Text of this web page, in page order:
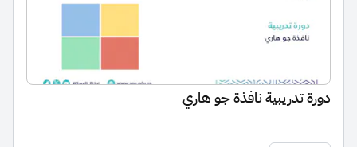
دورة تدريبية نافذة جو هاري